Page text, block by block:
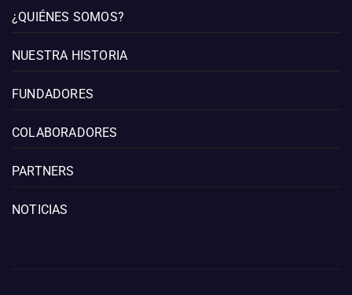
¿QUIÉNES SOMOS?
NUESTRA HISTORIA
FUNDADORES
COLABORADORES
PARTNERS
NOTICIAS